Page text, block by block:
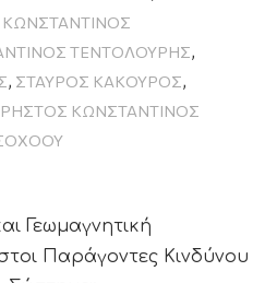
ΚΩΝΣΤΑΝΤΊΝΟΣ
ΤΕΝΤΟΛΟΎΡΗΣ,
, ΣΤΑΎΡΟΣ ΚΆΚΟΥΡΟΣ,
ΚΩΝΣΤΑΝΤΊΝΟΣ
Γεωμαγνητική
Παράγοντες Κινδύνου